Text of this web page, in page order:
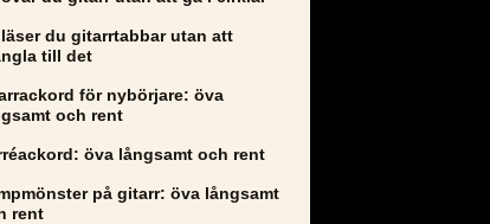
läser du gitarrtabbar utan att
till det
för nybörjare: öva
och rent
öva långsamt och rent
på gitarr: öva långsamt
rent